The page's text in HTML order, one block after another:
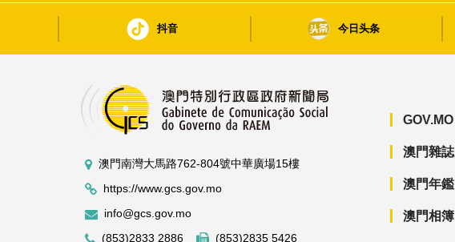
抖音 今日头条
澳門南灣大馬路762-804號中華廣場15樓
https://www.gcs.gov.mo
info@gcs.gov.mo
(853)2833 2886
(853)2835 5426
GOV.MO
澳門雜誌
澳門年鑑
澳門相簿